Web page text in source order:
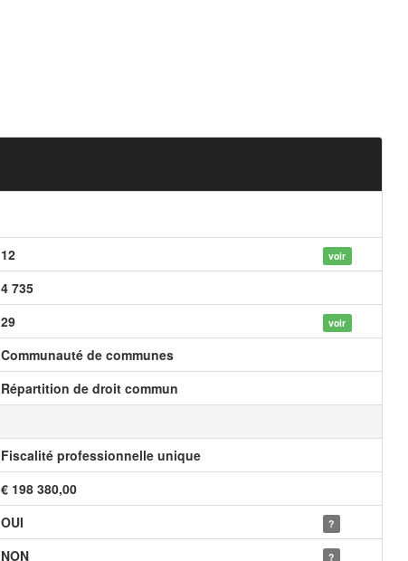
12 voir
4 735
29 voir
Communauté de communes
Répartition de droit commun
Fiscalité professionnelle unique
€ 198 380,00
OUI ?
NON ?